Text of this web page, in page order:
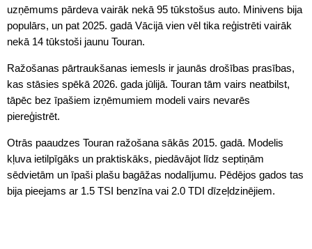
uzņēmums pārdeva vairāk nekā 95 tūkstošus auto. Minivens bija
populārs, un pat 2025. gadā Vācijā vien vēl tika reģistrēti vairāk
nekā 14 tūkstoši jaunu Touran.
Ražošanas pārtraukšanas iemesls ir jaunās drošības prasības,
kas stāsies spēkā 2026. gada jūlijā. Touran tām vairs neatbilst,
tāpēc bez īpašiem izņēmumiem modeli vairs nevarēs
piereģistrēt.
Otrās paaudzes Touran ražošana sākās 2015. gadā. Modelis
kļuva ietilpīgāks un praktiskāks, piedāvājot līdz septiņām
sēdvietām un īpaši plašu bagāžas nodalījumu. Pēdējos gados tas
bija pieejams ar 1.5 TSI benzīna vai 2.0 TDI dīzeļdzinējiem.